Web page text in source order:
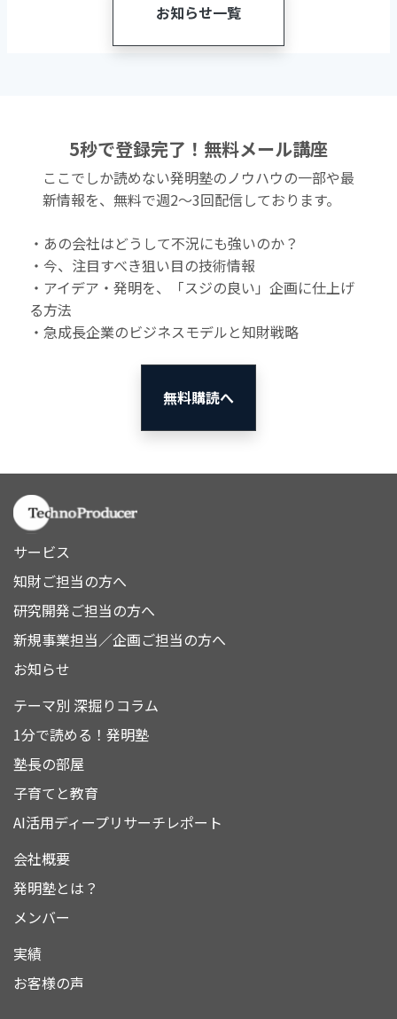
お知らせ一覧
5秒で登録完了！無料メール講座
ここでしか読めない発明塾のノウハウの一部や最
新情報を、無料で週2〜3回配信しております。
・あの会社はどうして不況にも強いのか？
・今、注目すべき狙い目の技術情報
・アイデア・発明を、「スジの良い」企画に仕上げ
る方法
・急成長企業のビジネスモデルと知財戦略
無料購読へ
サービス
知財ご担当の方へ
研究開発ご担当の方へ
新規事業担当／企画ご担当の方へ
お知らせ
テーマ別 深掘りコラム
1分で読める！発明塾
塾長の部屋
子育てと教育
AI活用ディープリサーチレポート
会社概要
発明塾とは？
メンバー
実績
お客様の声